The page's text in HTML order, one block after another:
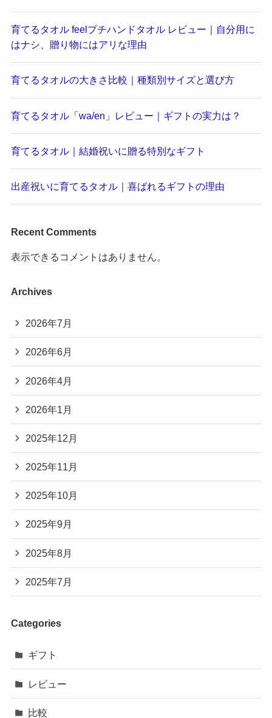
育てるタオル feelプチハンドタオル レビュー｜自分用に
はナシ、贈り物にはアリな理由
育てるタオルの大きさ比較｜種類別サイズと選び方
育てるタオル「wa/en」レビュー｜ギフトの実力は？
育てるタオル｜結婚祝いに贈る特別なギフト
出産祝いに育てるタオル｜喜ばれるギフトの理由
Recent Comments
表示できるコメントはありません。
Archives
2026年7月
2026年6月
2026年4月
2026年1月
2025年12月
2025年11月
2025年10月
2025年9月
2025年8月
2025年7月
Categories
ギフト
レビュー
比較